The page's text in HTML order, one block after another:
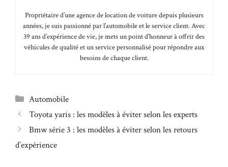
Propriétaire d’une agence de location de voiture depuis plusieurs
années, je suis passionné par l’automobile et le service client. Avec
39 ans d’expérience de vie, je mets un point d’honneur à offrir des
véhicules de qualité et un service personnalisé pour répondre aux
besoins de chaque client.
Catégories
Automobile
Toyota yaris : les modèles à éviter selon les experts
Bmw série 3 : les modèles à éviter selon les retours
d’expérience